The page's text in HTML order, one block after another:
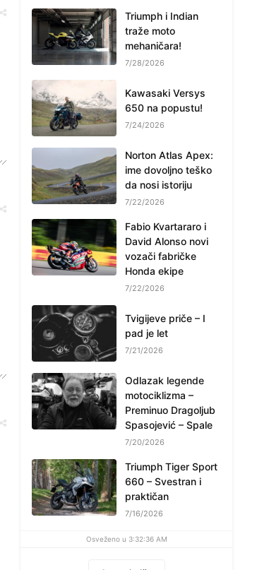
Triumph i Indian
traže moto
mehaničara!
7/28/2026
Kawasaki Versys
650 na popustu!
7/24/2026
Norton Atlas Apex:
ime dovoljno teško
da nosi istoriju
7/22/2026
Fabio Kvartararo i
David Alonso novi
vozači fabričke
Honda ekipe
7/22/2026
Tvigijeve priče – I
pad je let
7/21/2026
Odlazak legende
motociklizma –
Preminuo Dragoljub
Spasojević – Spale
7/20/2026
Triumph Tiger Sport
660 – Svestran i
praktičan
7/16/2026
Osveženo u 3:32:36 AM